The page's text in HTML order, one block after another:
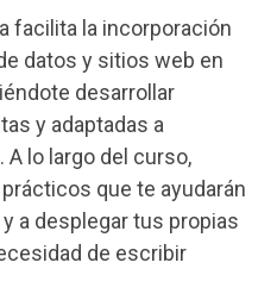
facilita la incorporación
datos y sitios web en
desarrollar
y adaptadas a
lo largo del curso,
que te ayudarán
a desplegar tus propias
de escribir